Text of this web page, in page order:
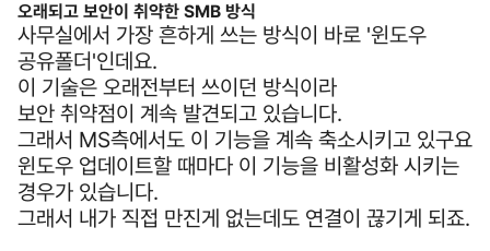
오래되고 보안이 취약한 SMB 방식
사무실에서 가장 흔하게 쓰는 방식이 바로 '윈도우
공유폴더'인데요.
이 기술은 오래전부터 쓰이던 방식이라
보안 취약점이 계속 발견되고 있습니다.
그래서 MS측에서도 이 기능을 계속 축소시키고 있구요
윈도우 업데이트할 때마다 이 기능을 비활성화 시키는
경우가 있습니다.
그래서 내가 직접 만진게 없는데도 연결이 끊기게 되죠.